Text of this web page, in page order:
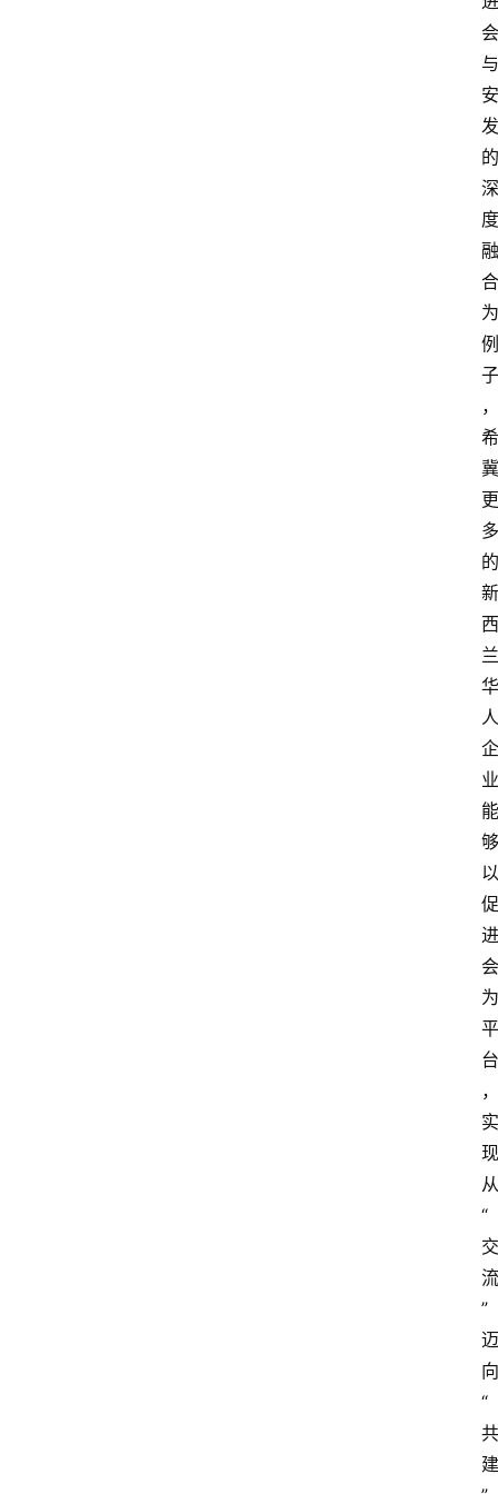
会
与
安
发
的
深
度
融
合
为
例
子
，
希
冀
更
多
的
新
西
兰
华
人
企
业
能
够
以
促
进
会
为
平
台
，
实
现
从
“
交
流
”
迈
向
“
共
建